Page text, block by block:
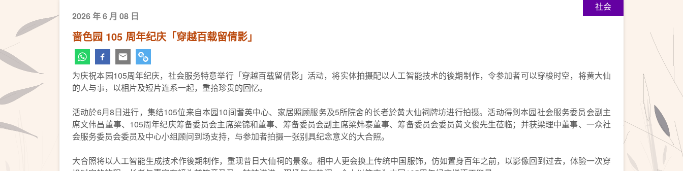
社会
2026 年 6 月 08 日
啬色园 105 周年纪庆「穿越百载留倩影」
为庆祝本园105周年纪庆，社会服务特意举行「穿越百载留倩影」活动，将实体拍摄配以人工智能技术的後期制作，令参加者可以穿梭时空，将黄大仙
的人与事，以相片及短片连系一起，重拾珍贵的回忆。
活动於6月8日进行，集结105位来自本园10间耆英中心、家居照顾服务及5所院舍的长者於黄大仙祠牌坊进行拍摄。活动得到本园社会服务委员会副主
席文伟昌董事、105周年纪庆筹备委员会主席梁锦和董事、筹备委员会副主席梁炜泰董事、筹备委员会委员黄文俊先生莅临；并获梁理中董事、一众社
会服务委员会委员及中心小组顾问到场支持，与参加者拍摄一张别具纪念意义的大合照。
大合照将以人工智能生成技术作後期制作，重现昔日大仙祠的景象。相中人更会换上传统中国服饰，仿如置身百年之前，以影像回到过去，体验一次穿